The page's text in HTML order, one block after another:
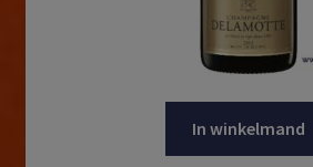
In winkelmand